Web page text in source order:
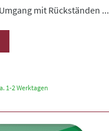
mit Rückständen ...
1-2 Werktagen